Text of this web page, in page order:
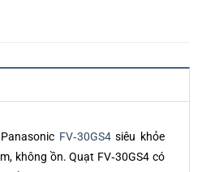
FV‑30GS4siêu khỏe
không ồn. Quạt FV‑30GS4 có